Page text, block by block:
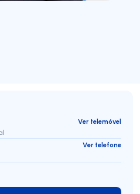
Ver telemóvel
Ver telefone